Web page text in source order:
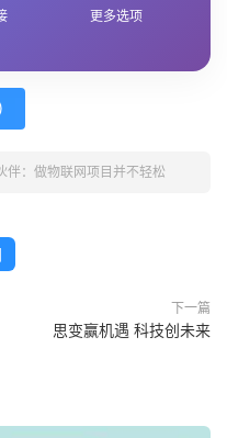
更多选项
)
伴：做物联网项目并不轻松
下一篇
思变赢机遇 科技创未来